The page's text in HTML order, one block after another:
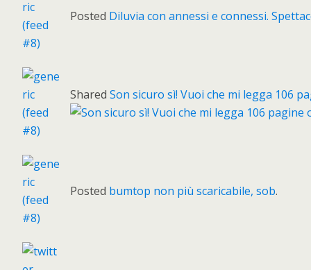
Posted Diluvia con annessi e connessi.
Shared Son sicuro sì! Vuoi che mi legga 106
Posted bumtop non più scaricabile, sob.